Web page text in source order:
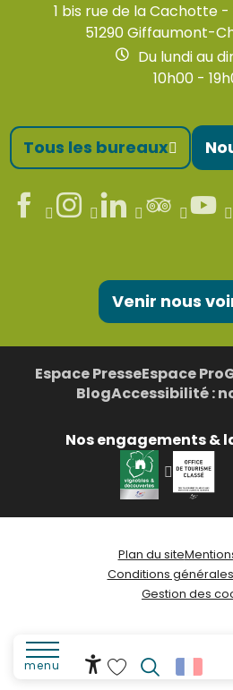
menu
1 bis rue de la Cachotte
51290 Giffaumont-
Du lundi au
10h00 -
Tous les bureaux
Venir nous
Espace PresseEspace Pro
BlogAccessibilité :
Nos engagements &
Plan du site
Conditions
Gestion des